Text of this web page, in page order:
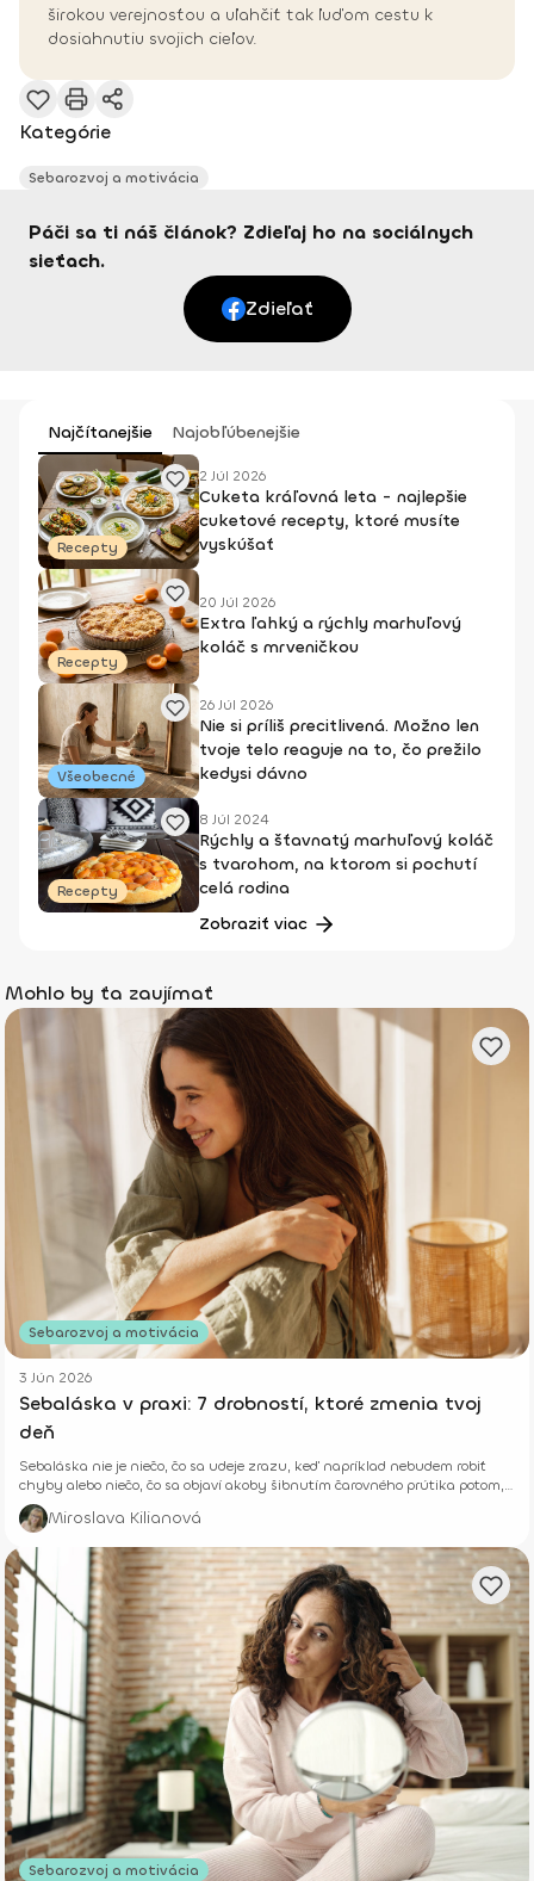
širokou verejnosťou a uľahčiť tak ľuďom cestu k
dosiahnutiu svojich cieľov.
Kategórie
Sebarozvoj a motivácia
Páči sa ti náš článok? Zdieľaj ho na sociálnych
sieťach.
Zdieľať
Najčítanejšie Najobľúbenejšie
Recepty
2 Júl 2026
Cuketa kráľovná leta - najlepšie
cuketové recepty, ktoré musíte
vyskúšať
Recepty
20 Júl 2026
Extra ľahký a rýchly marhuľový
koláč s mrveničkou
Všeobecné
26 Júl 2026
Nie si príliš precitlivená. Možno len
tvoje telo reaguje na to, čo prežilo
kedysi dávno
Recepty
8 Júl 2024
Rýchly a šťavnatý marhuľový koláč
s tvarohom, na ktorom si pochutí
celá rodina
Zobraziť viac
Mohlo by ťa zaujímať
Sebarozvoj a motivácia
3 Jún 2026
Sebaláska v praxi: 7 drobností, ktoré zmenia tvoj
deň
Sebaláska nie je niečo, čo sa udeje zrazu, keď napríklad nebudem robiť
chyby alebo niečo, čo sa objaví akoby šibnutím čarovného prútika potom,
ako schudnem či zabehnem vytúžený polmaratón.
Miroslava Kilianová
Sebarozvoj a motivácia